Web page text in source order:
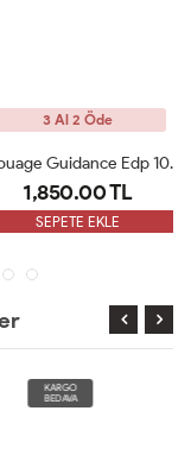
3 Al 2 Öde
Amouage Guidance Edp 100 Ml Bayan Parfüm ARC
1,850.00 TL
SEPETE EKLE